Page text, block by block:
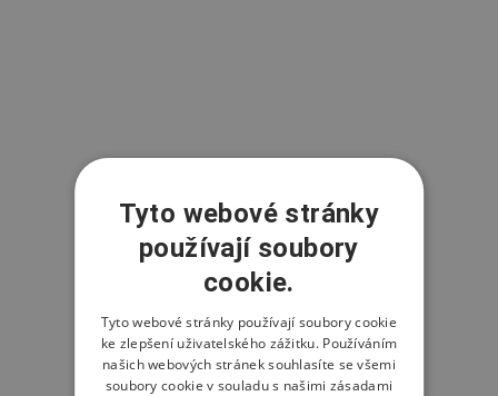
Tyto webové stránky
používají soubory
cookie.
Tyto webové stránky používají soubory cookie
ke zlepšení uživatelského zážitku. Používáním
našich webových stránek souhlasíte se všemi
soubory cookie v souladu s našimi zásadami